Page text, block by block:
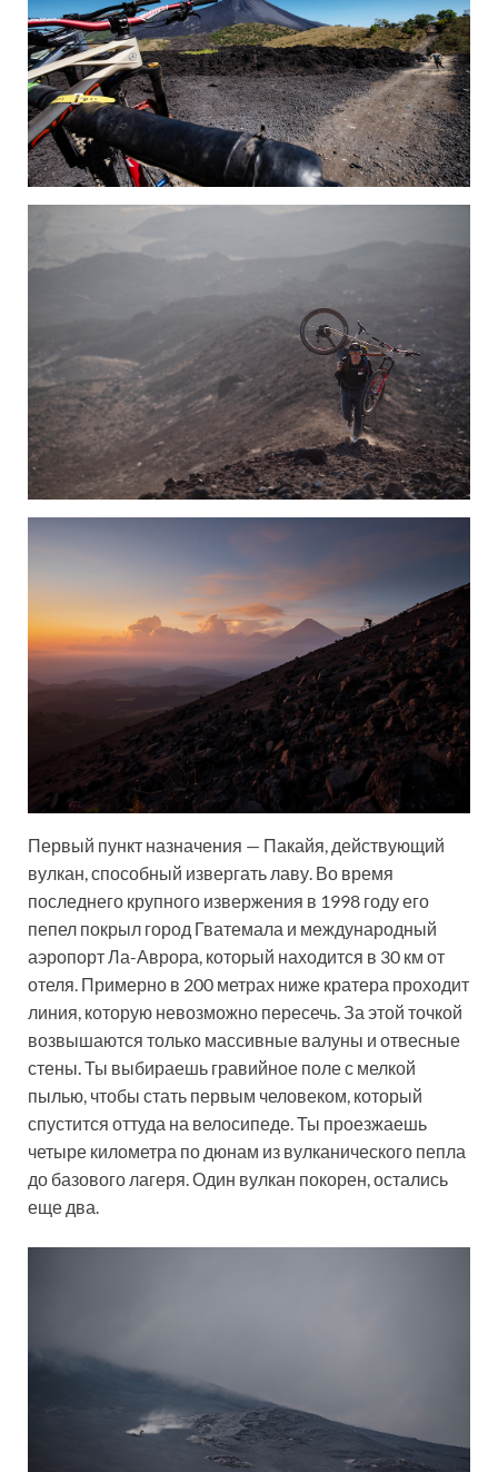
Первый пункт назначения — Пакайя, действующий
вулкан, способный извергать лаву. Во время
последнего крупного извержения в 1998 году его
пепел покрыл город Гватемала и международный
аэропорт Ла-Аврора, который находится в 30 км от
отеля. Примерно в 200 метрах ниже кратера проходит
линия, которую невозможно пересечь. За этой точкой
возвышаются только массивные валуны и отвесные
стены. Ты выбираешь гравийное поле с мелкой
пылью, чтобы стать первым человеком, который
спустится оттуда на велосипеде. Ты проезжаешь
четыре километра по дюнам из вулканического пепла
до базового лагеря. Один вулкан покорен, остались
еще два.